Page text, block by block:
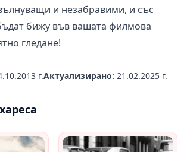
и незабравими, и със
бижу във вашата филмова
гледане!
г.Актуализирано: 21.02.2025 г.